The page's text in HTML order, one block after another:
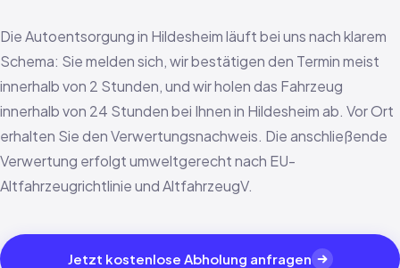
Die Autoentsorgung in Hildesheim läuft bei uns nach klarem
Schema: Sie melden sich, wir bestätigen den Termin meist
innerhalb von 2 Stunden, und wir holen das Fahrzeug
innerhalb von 24 Stunden bei Ihnen in Hildesheim ab. Vor Ort
erhalten Sie den Verwertungsnachweis. Die anschließende
Verwertung erfolgt umweltgerecht nach EU-
Altfahrzeugrichtlinie und AltfahrzeugV.
Jetzt kostenlose Abholung anfragen